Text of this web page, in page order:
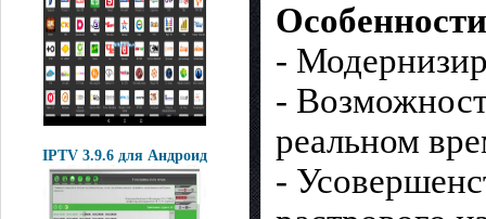
IPTV 3.9.6 для Андроид
-
-
реальном
-